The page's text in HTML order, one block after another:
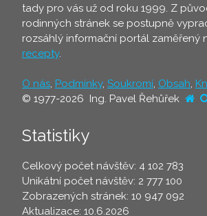
tady pro vás už od roku 1999. Z
rodinných stránek se postupně
rozsáhlý informační portál zaměřený
recepty.
O nás, Podmínky, Soukromí, Obsah,
© 1977-2026 Ing. Pavel Řehůřek
Statistiky
Celkový počet návštěv: 4 102 783
Unikátní počet návštěv: 2 777 100
Zobrazených stránek: 10 947 092
Aktualizace: 10.6.2026